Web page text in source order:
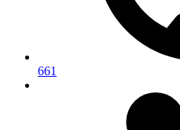
661